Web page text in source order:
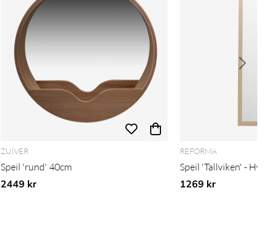
ZUIVER
Speil 'rund' 40cm
2449 kr
REFORMA
Speil 'Tallviken' -
1269 kr